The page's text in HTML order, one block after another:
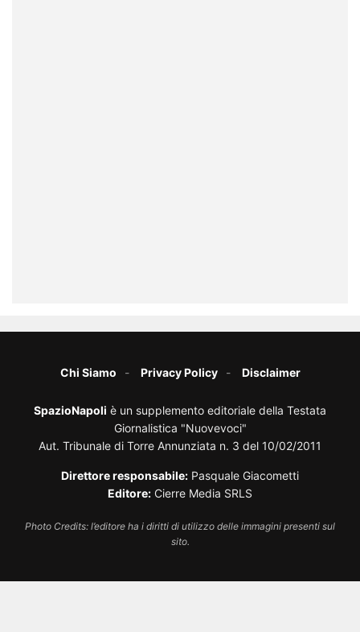
Chi Siamo Privacy Policy Disclaimer
SpazioNapoli è un supplemento editoriale della Testata
Giornalistica "Nuovevoci"
Aut. Tribunale di Torre Annunziata n. 3 del 10/02/2011
Direttore responsabile: Pasquale Giacometti
Editore: Cierre Media SRLS
Photo Credits: l’editore ha i diritti di utilizzo delle immagini presenti sul
sito.